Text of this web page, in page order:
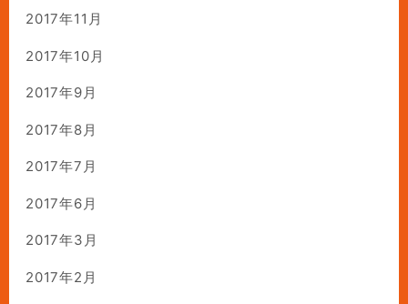
2017年11月
2017年10月
2017年9月
2017年8月
2017年7月
2017年6月
2017年3月
2017年2月